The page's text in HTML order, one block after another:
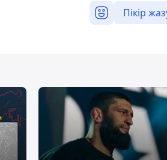
Пікір